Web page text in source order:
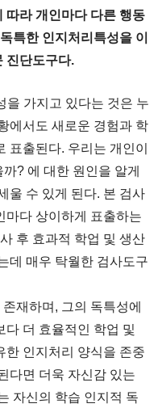
따라 개인마다 다른 행동
특한 인지처리특성을 이
진단도구다.
을 가지고 있다는 것은 누
에서도 새로운 경험과 학
표출된다. 우리는 개인이
? 에 대한 원인을 알게
울 수 있게 된다. 본 검사
마다 상이하게 표출하는
후 효과적 학업 및 생산
데 매우 탁월한 검사도구
재하며, 그의 독특성에
다 더 효율적인 학업 및
한 인지처리 양식을 존중
다면 더욱 자신감 있는
자신의 학습 인지적 독